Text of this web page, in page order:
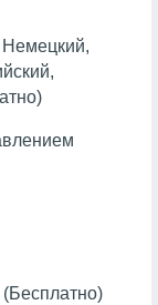
Немецкий,